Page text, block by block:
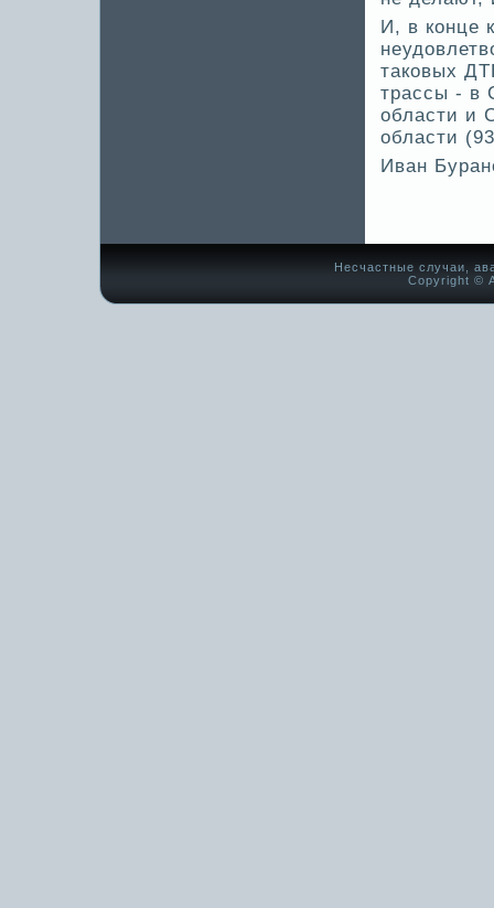
И, в конце
таковых
трассы - в
области и
области
Иван
Несчастные случаи,
Copyright ©